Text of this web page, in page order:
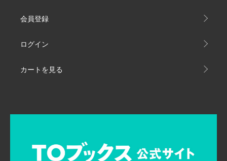
会員登録
ログイン
カートを見る